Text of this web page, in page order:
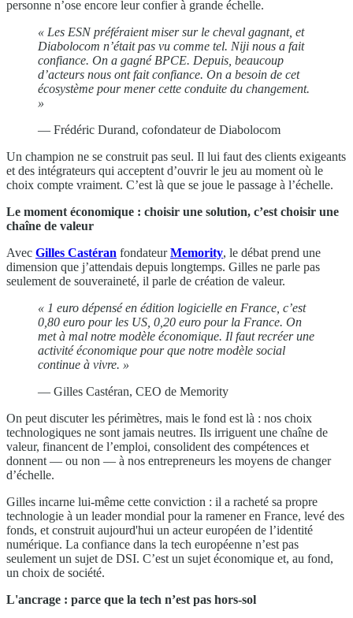
personne n’ose encore leur confier à grande échelle.
« Les ESN préféraient miser sur le cheval gagnant, et
Diabolocom n’était pas vu comme tel. Niji nous a fait
confiance. On a gagné BPCE. Depuis, beaucoup
d’acteurs nous ont fait confiance. On a besoin de cet
écosystème pour mener cette conduite du changement.
»
— Frédéric Durand, cofondateur de Diabolocom
Un champion ne se construit pas seul. Il lui faut des clients exigeants
et des intégrateurs qui acceptent d’ouvrir le jeu au moment où le
choix compte vraiment. C’est là que se joue le passage à l’échelle.
Le moment économique : choisir une solution, c’est choisir une
chaîne de valeur
Avec Gilles Castéran fondateurMemority, le débat prend une
dimension que j’attendais depuis longtemps. Gilles ne parle pas
seulement de souveraineté, il parle de création de valeur.
« 1 euro dépensé en édition logicielle en France, c’est
0,80 euro pour les US, 0,20 euro pour la France. On
met à mal notre modèle économique. Il faut recréer une
activité économique pour que notre modèle social
continue à vivre. »
— Gilles Castéran, CEO de Memority
On peut discuter les périmètres, mais le fond est là : nos choix
technologiques ne sont jamais neutres. Ils irriguent une chaîne de
valeur, financent de l’emploi, consolident des compétences et
donnent — ou non — à nos entrepreneurs les moyens de changer
d’échelle.
Gilles incarne lui-même cette conviction : il a racheté sa propre
technologie à un leader mondial pour la ramener en France, levé des
fonds, et construit aujourd'hui un acteur européen de l’identité
numérique. La confiance dans la tech européenne n’est pas
seulement un sujet de DSI. C’est un sujet économique et, au fond,
un choix de société.
L'ancrage : parce que la tech n’est pas hors-sol